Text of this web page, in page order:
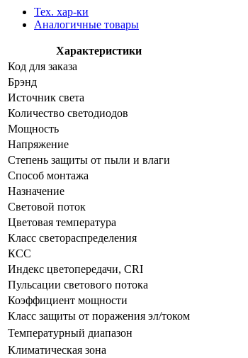
Тех. хар-ки
Аналогичные товары
Характеристики
Код для заказа
Брэнд
Источник света
Количество светодиодов
Мощность
Напряжение
Степень защиты от пыли и влаги
Способ монтажа
Назначение
Световой поток
Цветовая температура
Класс светораспределения
КСС
Индекс цветопередачи, CRI
Пульсации светового потока
Коэффициент мощности
Класс защиты от поражения эл/током
Температурный диапазон
Климатическая зона